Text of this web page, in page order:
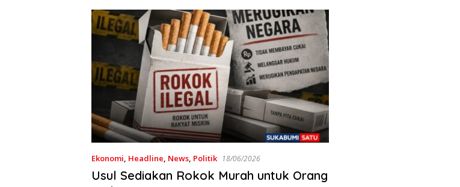
Ekonomi, Headline, News, Politik 18/06/2026
Usul Sediakan Rokok Murah untuk Orang